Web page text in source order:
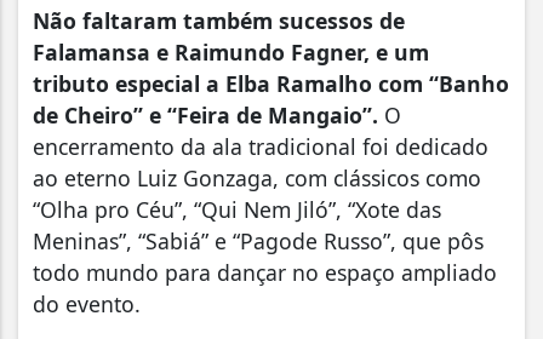
Não faltaram também sucessos de
Falamansa e Raimundo Fagner, e um
tributo especial a Elba Ramalho com “Banho
de Cheiro” e “Feira de Mangaio”. O
encerramento da ala tradicional foi dedicado
ao eterno Luiz Gonzaga, com clássicos como
“Olha pro Céu”, “Qui Nem Jiló”, “Xote das
Meninas”, “Sabiá” e “Pagode Russo”, que pôs
todo mundo para dançar no espaço ampliado
do evento.